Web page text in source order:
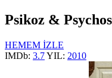
Psikoz &
HEMEM İZLE
IMDb: 3.7YIL: 2010